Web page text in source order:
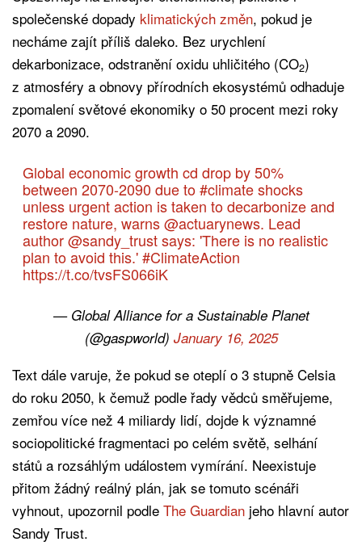
společenské dopady klimatických změn, pokud je
necháme zajít příliš daleko. Bez urychlení
dekarbonizace, odstranění oxidu uhličitého (CO2)
z atmosféry a obnovy přírodních ekosystémů odhaduje
zpomalení světové ekonomiky o 50 procent mezi roky
2070 a 2090.
Global economic growth cd drop by 50%
between 2070-2090 due to#climateshocks
unless urgent action is taken to decarbonize and
restore nature, warns@actuarynews. Lead
author@sandy_trustsays: 'There is no realistic
plan to avoid this.'#ClimateAction
https://t.co/tvsFS066iK
— Global Alliance for a Sustainable Planet
(@gaspworld) January 16, 2025
Text dále varuje, že pokud se oteplí o 3 stupně Celsia
do roku 2050, k čemuž podle řady vědců směřujeme,
zemřou více než 4 miliardy lidí, dojde k významné
sociopolitické fragmentaci po celém světě, selhání
států a rozsáhlým událostem vymírání. Neexistuje
přitom žádný reálný plán, jak se tomuto scénáři
vyhnout, upozornil podle The Guardian jeho hlavní autor
Sandy Trust.